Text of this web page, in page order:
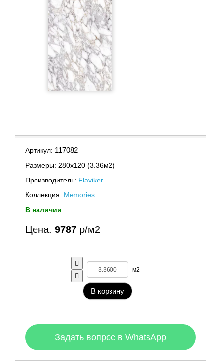
Артикул: 117082
Размеры: 280х120 (3.36м2)
Производитель: Flaviker
Коллекция: Memories
В наличии
Цена: 9787 р/м2
м2
В корзину
Задать вопрос в WhatsApp